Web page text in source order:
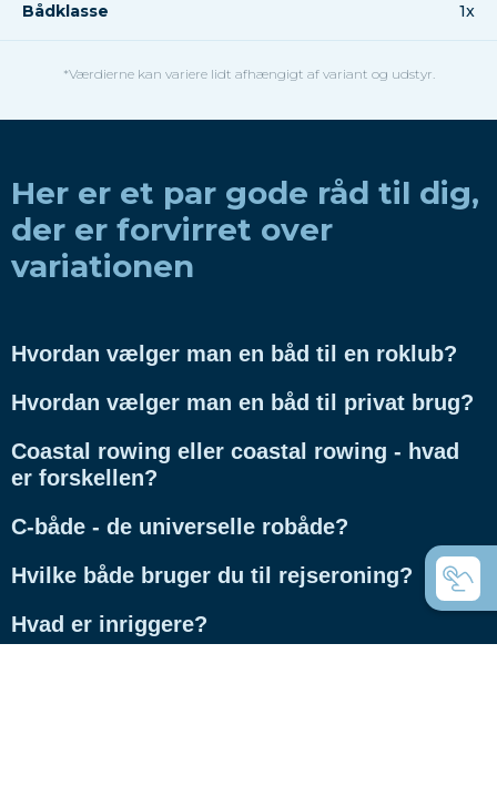
Bådklasse 1x
*Værdierne kan variere lidt afhængigt af variant og udstyr.
Her er et par gode råd til dig,
der er forvirret over
variationen
Hvordan vælger man en båd til en roklub?
Hvordan vælger man en båd til privat brug?
Coastal rowing eller coastal rowing - hvad
er forskellen?
C-både - de universelle robåde?
Hvilke både bruger du til rejseroning?
Hvad er inriggere?